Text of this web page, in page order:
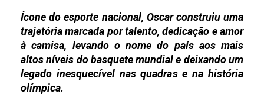
Ícone do esporte nacional, Oscar construiu uma
trajetória marcada por talento, dedicação e amor
à camisa, levando o nome do país aos mais
altos níveis do basquete mundial e deixando um
legado inesquecível nas quadras e na história
olímpica.